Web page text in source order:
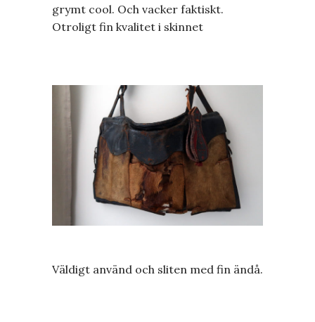
grymt cool. Och vacker faktiskt.
Otroligt fin kvalitet i skinnet
Väldigt använd och sliten med fin ändå.